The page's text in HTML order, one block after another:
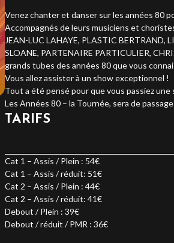
Venez chanter et danser sur les années 80
Accompagnés de leurs musiciens et
JEAN-LUC LAHAYE, PLASTIC BERTRAND,
SLOANE, PARTENAIRE PARTICULIER,
grands tubes des années 80 que vous
Vous allez assister à un show exceptionnel !
Tout a été pensé pour que vous passiez une
Les Années 80 – la Tournée, sera de
TARIFS
Cat 1 – Assis / Plein : 54€
Cat 1 – Assis / réduit: 51€
Cat 2 – Assis / Plein : 44€
Cat 2 – Assis / réduit: 41€
Debout / Plein : 39€
Debout / réduit / PMR : 36€